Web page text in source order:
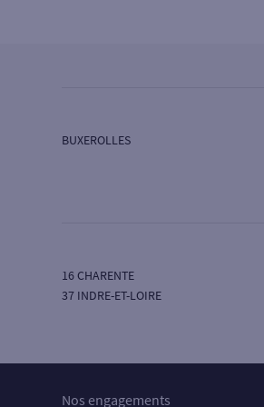
Ouvert aujourd’hui sur RDV :
BUXEROLLES
16 CHARENTE
37 INDRE-ET-LOIRE
Nos engagements